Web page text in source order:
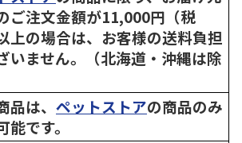
ご注文金額が11,000円（税
上の場合は、お客様の送料負担
いません。（北海道・沖縄は除
品は、 ペットストアの商品のみ
能です。